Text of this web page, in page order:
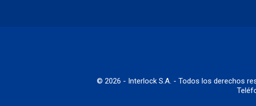
© 2026 - Interlock S.A. - Todos los derechos